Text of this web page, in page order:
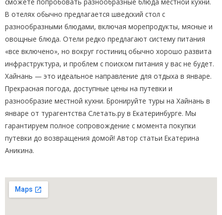
В отелях обычно предлагается шведский стол с
разнообразными блюдами, включая морепродукты, мясные и
овощные блюда. Отели редко предлагают систему питания
«все включено», но вокруг гостиниц обычно хорошо развита
инфраструктура, и проблем с поиском питания у вас не будет.
Хайнань — это идеальное направление для отдыха в январе.
Прекрасная погода, доступные цены на путевки и
разнообразие местной кухни. Бронируйте туры на Хайнань в
январе от турагентства Слетать.ру в Екатеринбурге. Мы
гарантируем полное сопровождение с момента покупки
путевки до возвращения домой! Автор статьи Екатерина
Аникина.